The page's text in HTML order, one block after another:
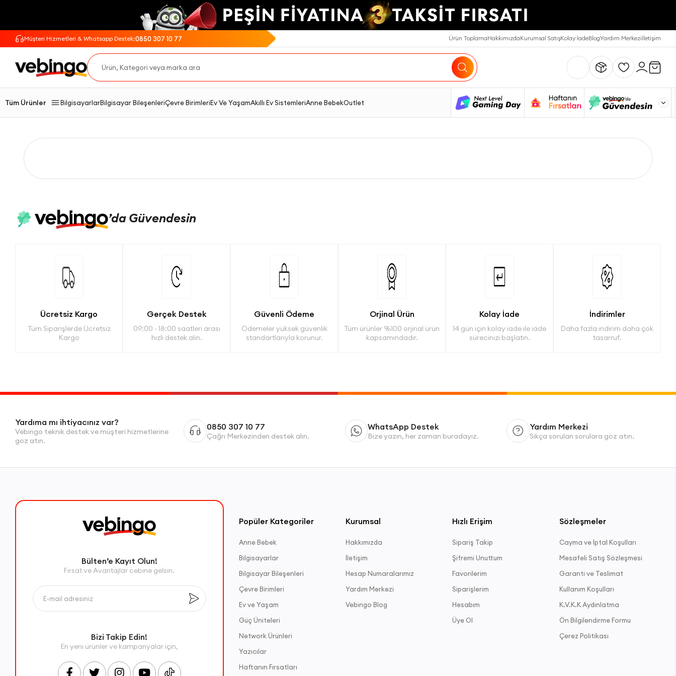
Müşteri Hizmetleri & Whatsapp Destek:0850 307 10 77 Ürün ToplamaHakkımızdaKurumsal SatışKolay İadeBlogYardım Merkeziİletişim
Tüm Ürünler BilgisayarlarBilgisayar BileşenleriÇevre BirimleriEv Ve YaşamAkıllı Ev SistemleriAnne BebekOutlet
’da Güvendesin
Ücretsiz Kargo
Tüm Siparişlerde Ücretsiz
Kargo
Gerçek Destek
09:00 - 18:00 saatleri arası
hızlı destek alın.
Güvenli Ödeme
Ödemeler yüksek güvenlik
standartlarıyla korunur.
Orjinal Ürün
Tüm ürünler %100 orjinal ürün
kapsamındadır.
Kolay İade
14 gün için kolay iade ile iade
sürecinizi başlatın.
İndirimler
Daha fazla indirim daha çok
tasarruf.
Yardıma mı ihtiyacınız var?
Vebingo teknik destek ve müşteri hizmetlerine
göz atın.
0850 307 10 77
Çağrı Merkezinden destek alın.
WhatsApp Destek
Bize yazın, her zaman buradayız.
Yardım Merkezi
Sıkça sorulan sorulara göz atın.
Bülten’e Kayıt Olun!
Fırsat ve Avantajlar cebine gelsin.
Bizi Takip Edin!
En yeni ürünler ve kampanyalar için,
Popüler Kategoriler
Anne Bebek
Bilgisayarlar
Bilgisayar Bileşenleri
Çevre Birimleri
Ev ve Yaşam
Güç Üniteleri
Network Ürünleri
Yazıcılar
Haftanın Fırsatları
Kurumsal
Hakkımızda
İletişim
Hesap Numaralarımız
Yardım Merkezi
Vebingo Blog
Hızlı Erişim
Sipariş Takip
Şifremi Unuttum
Favorilerim
Siparişlerim
Hesabım
Üye Ol
Sözleşmeler
Cayma ve İptal Koşulları
Mesafeli Satış Sözleşmesi
Garanti ve Teslimat
Kullanım Koşulları
K.V.K.K Aydınlatma
Ön Bilgilendirme Formu
Çerez Politikası